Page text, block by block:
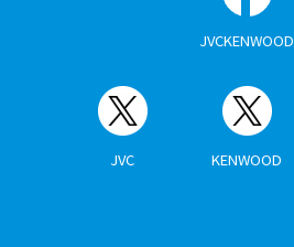
JVCKENWOOD
JVC KENWOOD